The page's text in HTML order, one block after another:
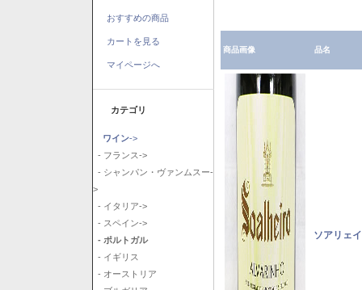
おすすめの商品
カートを見る
マイページへ
カテゴリ
ワイン->
- フランス->
- シャンパン・ヴァンムスー-
>
- イタリア->
- スペイン->
- ポルトガル
- イギリス
- オーストリア
商品画像 品名
ソアリェ